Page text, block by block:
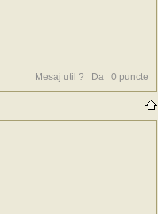
Mesaj util ? Da 0 puncte